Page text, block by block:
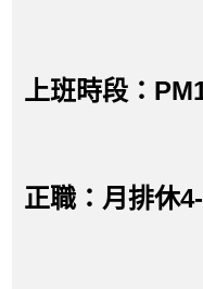
上班時段：
正職：月排休